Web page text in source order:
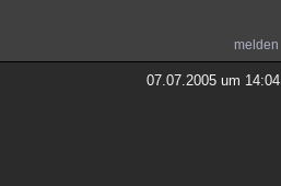
melden
07.07.2005 um 14:04